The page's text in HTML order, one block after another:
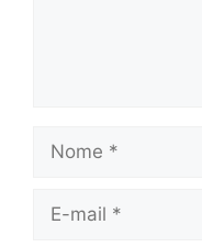
Nome